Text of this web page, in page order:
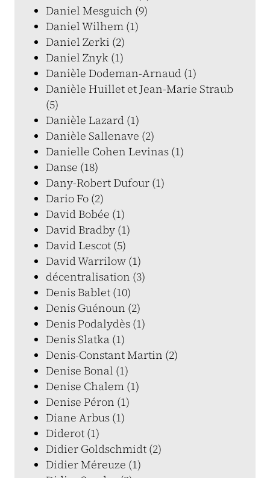
Daniel Mesguich (9)
Daniel Wilhem (1)
Daniel Zerki (2)
Daniel Znyk (1)
Danièle Dodeman-Arnaud (1)
Danièle Huillet et Jean-Marie Straub
(5)
Danièle Lazard (1)
Danièle Sallenave (2)
Danielle Cohen Levinas (1)
Danse (18)
Dany-Robert Dufour (1)
Dario Fo (2)
David Bobée (1)
David Bradby (1)
David Lescot (5)
David Warrilow (1)
décentralisation (3)
Denis Bablet (10)
Denis Guénoun (2)
Denis Podalydès (1)
Denis Slatka (1)
Denis-Constant Martin (2)
Denise Bonal (1)
Denise Chalem (1)
Denise Péron (1)
Diane Arbus (1)
Diderot (1)
Didier Goldschmidt (2)
Didier Méreuze (1)